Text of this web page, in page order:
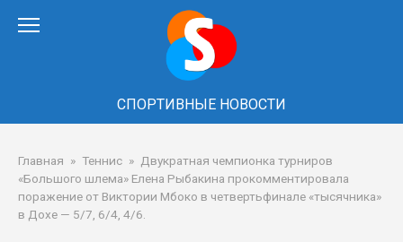
СПОРТИВНЫЕ НОВОСТИ
Главная » Теннис » Двукратная чемпионка турниров
«Большого шлема» Елена Рыбакина прокомментировала
поражение от Виктории Мбоко в четвертьфинале «тысячника»
в Дохе — 5/7, 6/4, 4/6.